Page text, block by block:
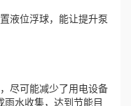
位浮球，能让提升泵
尽可能减少了用电设备
水收集，达到节能目